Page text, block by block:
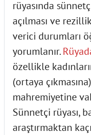
rüyasında
açılması ve
verici durumları
yorumlanır.
özellikle
(ortaya
mahremiyetine
Sünnetçi rüyası,
araştırmaktan